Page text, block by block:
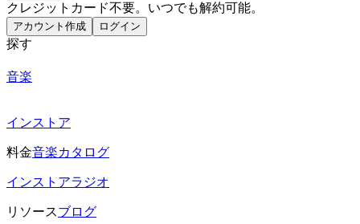
クレジットカード不要。いつでも解約可能。
アカウント作成 ログイン
探す
音楽
インストア
料金音楽カタログ
インストアラジオ
リソースブログ